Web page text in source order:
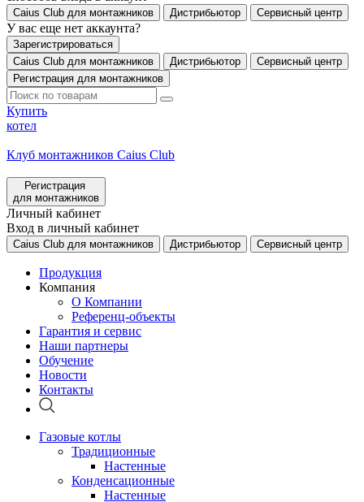
Caius Club для монтажников Дистрибьютор Сервисный центр
У вас еще нет аккаунта?
Зарегистрироваться
Caius Club для монтажников
Дистрибьютор
Сервисный центр
Регистрация для монтажников
Купить
котел
Клуб монтажников Caius Club
Регистрация
для монтажников
Личный кабинет
Вход в личный кабинет
Caius Club для монтажников Дистрибьютор Сервисный центр
Продукция
Компания
О Компании
Референц-объекты
Гарантия и сервис
Наши партнеры
Обучение
Новости
Контакты
Газовые котлы
Традиционные
Настенные
Конденсационные
Настенные